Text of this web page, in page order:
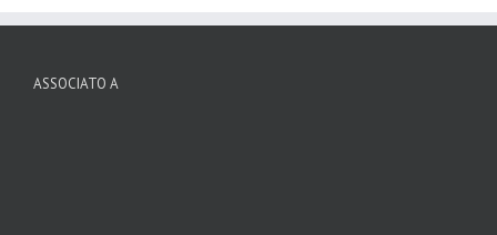
ASSOCIATO A